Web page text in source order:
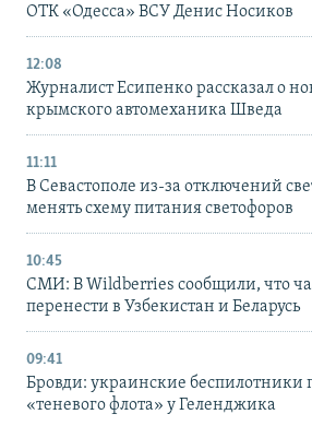
ОТК «Одесса» ВСУ Денис Носиков
12:08
Журналист Есипенко рассказал о
крымского автомеханика Шведа
11:11
В Севастополе из-за отключений
менять схему питания светофоров
10:45
СМИ: В Wildberries сообщили, что
перенести в Узбекистан и Беларусь
09:41
Бровди: украинские беспилотники
«теневого флота» у Геленджика